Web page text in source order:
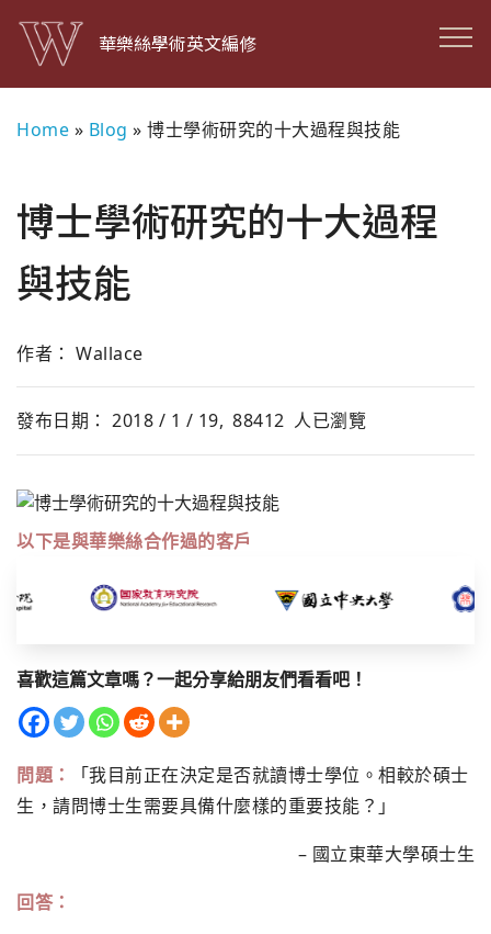
華樂絲學術英文編修
Home » Blog » 博士學術研究的十大過程與技能
博士學術研究的十大過程
與技能
作者： Wallace
發布日期： 2018 / 1 / 19, 88412 人已瀏覽
以下是與華樂絲合作過的客戶
喜歡這篇文章嗎？一起分享給朋友們看看吧！
問題：
「我目前正在決定是否就讀博士學位。相較於碩士
生， 請問博士生需要具備什麼樣的重要技能？」
– 國立東華大學碩士生
回答：